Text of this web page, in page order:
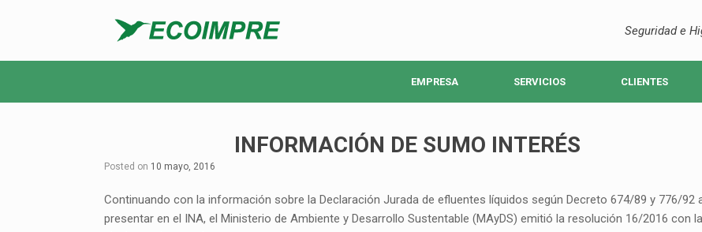
Seguridad e
EMPRESA SERVICIOS CLIENTES
INFORMACIÓN DE SUMO INTERÉS
Posted on 10 mayo, 2016
Continuando con la información sobre la Declaración Jurada de efluentes líquidos según Decreto 674/89 y 776/92
presentar en el INA, el Ministerio de Ambiente y Desarrollo Sustentable (MAyDS) emitió la resolución 16/2016 con